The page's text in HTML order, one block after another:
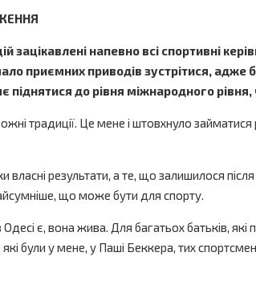
напевно всі спортивні
приємних приводів зустрітися, адже
піднятися до рівня міжнародного рівня,
традиції. Це мене і штовхнуло
результати, а те, що залишилося
що може бути для спорту.
є, вона жива. Для багатьох батьків, які
були у мене, у Паші Беккера, тих